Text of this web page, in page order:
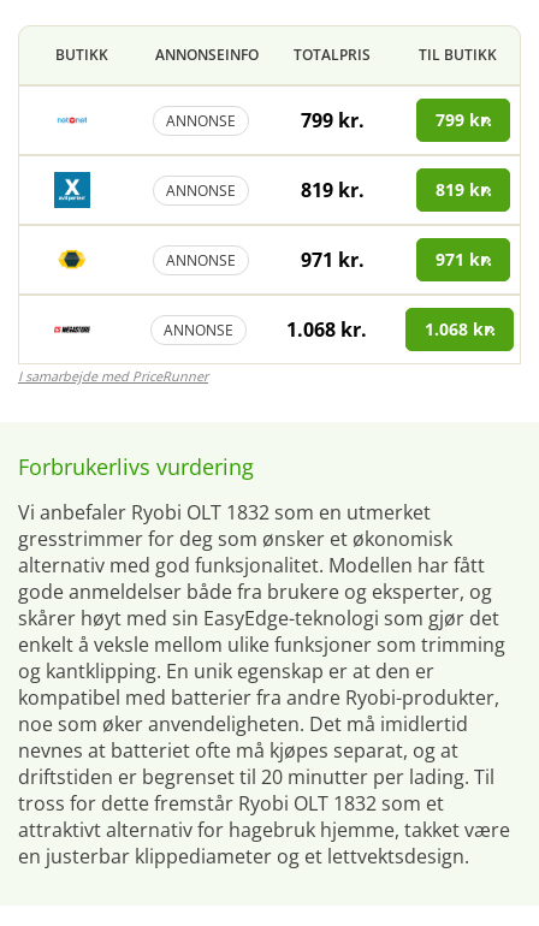
BUTIKK ANNONSEINFO TOTALPRIS TIL BUTIKK
ANNONSE 799 kr. 799 kr.
ANNONSE 819 kr. 819 kr.
ANNONSE 971 kr. 971 kr.
ANNONSE 1.068 kr. 1.068 kr.
I samarbejde med PriceRunner
Forbrukerlivs vurdering
Vi anbefaler Ryobi OLT 1832 som en utmerket
gresstrimmer for deg som ønsker et økonomisk
alternativ med god funksjonalitet. Modellen har fått
gode anmeldelser både fra brukere og eksperter, og
skårer høyt med sin EasyEdge-teknologi som gjør det
enkelt å veksle mellom ulike funksjoner som trimming
og kantklipping. En unik egenskap er at den er
kompatibel med batterier fra andre Ryobi-produkter,
noe som øker anvendeligheten. Det må imidlertid
nevnes at batteriet ofte må kjøpes separat, og at
driftstiden er begrenset til 20 minutter per lading. Til
tross for dette fremstår Ryobi OLT 1832 som et
attraktivt alternativ for hagebruk hjemme, takket være
en justerbar klippediameter og et lettvektsdesign.